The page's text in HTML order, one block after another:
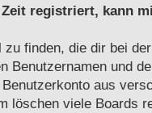
registriert, kann
finden, die dir bei
Benutzernamen und
aus
löschen viele Boards